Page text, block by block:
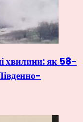
хвилини: як 58-